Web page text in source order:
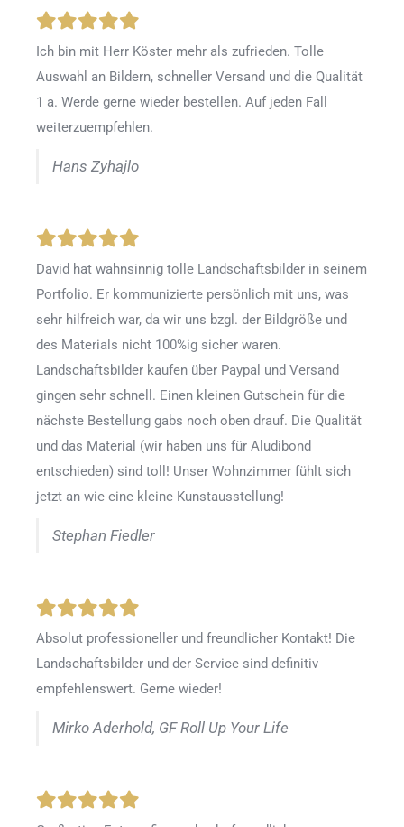
Ich bin mit Herr Köster mehr als zufrieden. Tolle
Auswahl an Bildern, schneller Versand und die Qualität
1 a. Werde gerne wieder bestellen. Auf jeden Fall
weiterzuempfehlen.
Hans Zyhajlo
David hat wahnsinnig tolle Landschaftsbilder in seinem
Portfolio. Er kommunizierte persönlich mit uns, was
sehr hilfreich war, da wir uns bzgl. der Bildgröße und
des Materials nicht 100%ig sicher waren.
Landschaftsbilder kaufen über Paypal und Versand
gingen sehr schnell. Einen kleinen Gutschein für die
nächste Bestellung gabs noch oben drauf. Die Qualität
und das Material (wir haben uns für Aludibond
entschieden) sind toll! Unser Wohnzimmer fühlt sich
jetzt an wie eine kleine Kunstausstellung!
Stephan Fiedler
Absolut professioneller und freundlicher Kontakt! Die
Landschaftsbilder und der Service sind definitiv
empfehlenswert. Gerne wieder!
Mirko Aderhold, GF Roll Up Your Life